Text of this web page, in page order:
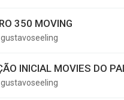
350 MOVING
gustavoseeling
INICIAL MOVIES DO
gustavoseeling